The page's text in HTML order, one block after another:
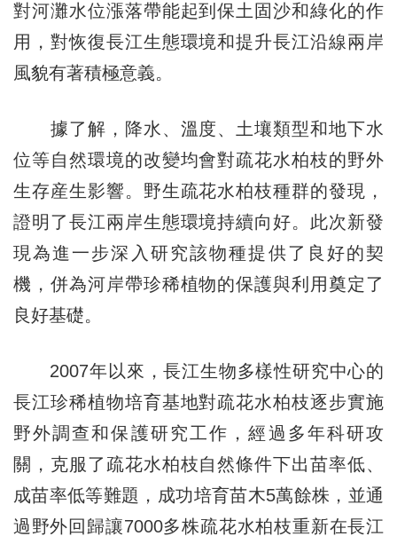
對河灘水位漲落帶能起到保土固沙和綠化的作
用，對恢復長江生態環境和提升長江沿線兩岸
風貌有著積極意義。
據了解，降水、溫度、土壤類型和地下水
位等自然環境的改變均會對疏花水柏枝的野外
生存産生影響。野生疏花水柏枝種群的發現，
證明了長江兩岸生態環境持續向好。此次新發
現為進一步深入研究該物種提供了良好的契
機，併為河岸帶珍稀植物的保護與利用奠定了
良好基礎。
2007年以來，長江生物多樣性研究中心的
長江珍稀植物培育基地對疏花水柏枝逐步實施
野外調查和保護研究工作，經過多年科研攻
關，克服了疏花水柏枝自然條件下出苗率低、
成苗率低等難題，成功培育苗木5萬餘株，並通
過野外回歸讓7000多株疏花水柏枝重新在長江